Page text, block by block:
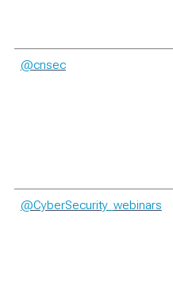
@cnsec
@CyberSecurity_webinars